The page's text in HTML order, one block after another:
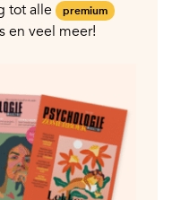
tot alle
premium
en veel meer!